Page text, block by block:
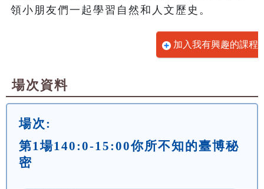
領小朋友們一起學習自然和人文歷史。
加入我有興趣的課程
場次資料
場次:
第1場140:0-15:00你所不知的臺博秘
密